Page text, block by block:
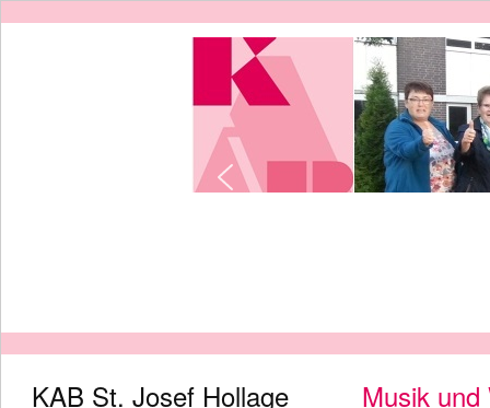
KAB St. Josef Hollage Musik